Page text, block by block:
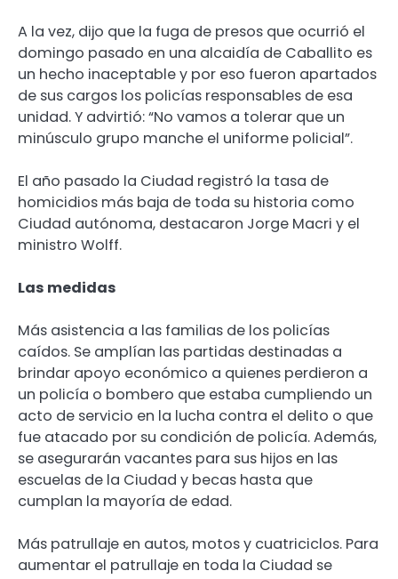
A la vez, dijo que la fuga de presos que ocurrió el
domingo pasado en una alcaidía de Caballito es
un hecho inaceptable y por eso fueron apartados
de sus cargos los policías responsables de esa
unidad. Y advirtió: “No vamos a tolerar que un
minúsculo grupo manche el uniforme policial”.
El año pasado la Ciudad registró la tasa de
homicidios más baja de toda su historia como
Ciudad autónoma, destacaron Jorge Macri y el
ministro Wolff.
Las medidas
Más asistencia a las familias de los policías
caídos. Se amplían las partidas destinadas a
brindar apoyo económico a quienes perdieron a
un policía o bombero que estaba cumpliendo un
acto de servicio en la lucha contra el delito o que
fue atacado por su condición de policía. Además,
se asegurarán vacantes para sus hijos en las
escuelas de la Ciudad y becas hasta que
cumplan la mayoría de edad.
Más patrullaje en autos, motos y cuatriciclos. Para
aumentar el patrullaje en toda la Ciudad se